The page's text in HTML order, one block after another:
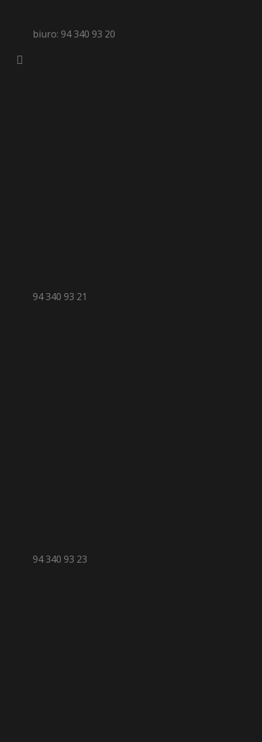
biuro: 94 340 93 20
94 340 93 21
94 340 93 23